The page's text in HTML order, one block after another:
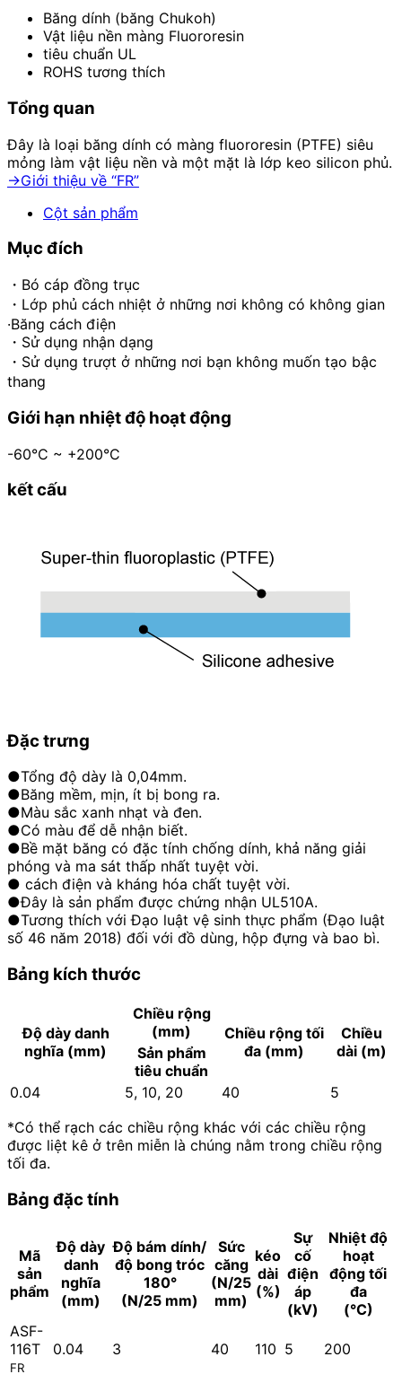
Băng dính (băng Chukoh)
Vật liệu nền màng Fluororesin
tiêu chuẩn UL
ROHS tương thích
Tổng quan
Đây là loại băng dính có màng fluororesin (PTFE) siêu
mỏng làm vật liệu nền và một mặt là lớp keo silicon phủ.
→Giới thiệu về “FR”
Cột sản phẩm
Mục đích
・Bó cáp đồng trục
・Lớp phủ cách nhiệt ở những nơi không có không gian
·Băng cách điện
・Sử dụng nhận dạng
・Sử dụng trượt ở những nơi bạn không muốn tạo bậc
thang
Giới hạn nhiệt độ hoạt động
-60°C ~ +200°C
kết cấu
Đặc trưng
●Tổng độ dày là 0,04mm.
●Băng mềm, mịn, ít bị bong ra.
●Màu sắc xanh nhạt và đen.
●Có màu để dễ nhận biết.
●Bề mặt băng có đặc tính chống dính, khả năng giải
phóng và ma sát thấp nhất tuyệt vời.
● cách điện và kháng hóa chất tuyệt vời.
●Đây là sản phẩm được chứng nhận UL510A.
●Tương thích với Đạo luật vệ sinh thực phẩm (Đạo luật
số 46 năm 2018) đối với đồ dùng, hộp đựng và bao bì.
Bảng kích thước
Độ dày danh
nghĩa (mm)
Chiều rộng
(mm)
Chiều rộng tối
đa (mm)
Chiều
dài (m)
Sản phẩm
tiêu chuẩn
0.04
5, 10, 20 40
5
*Có thể rạch các chiều rộng khác với các chiều rộng
được liệt kê ở trên miễn là chúng nằm trong chiều rộng
tối đa.
Bảng đặc tính
Mã
sản
phẩm
Độ dày
danh
nghĩa
(mm)
Độ bám dính/
độ bong tróc
180°
(N/25 mm)
Sức
căng
(N/25
mm)
kéo
dài
(%)
Sự
cố
điện
áp
(kV)
Nhiệt độ
hoạt
động tối
đa
(°C)
ASF-
116T
FR
0.04 3 40 110 5 200